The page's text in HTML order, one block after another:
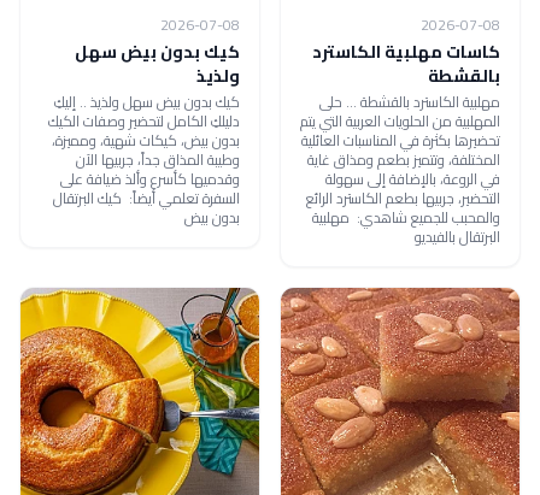
2026-07-08
كاسات مهلبية الكاسترد
بالقشطة
مهلبية الكاسترد بالقشطة ... حلى
المهلبية من الحلويات العربية التي يتم
تحضيرها بكثرة في المناسبات العائلية
المختلفة، وتتميز بطعم ومذاق غاية
في الروعة، بالإضافة إلى سهولة
التحضير، جربيها بطعم الكاسترد الرائع
والمحبب للجميع شاهدي: مهلبية
البرتقال بالفيديو
2026-07-08
كيك بدون بيض سهل
ولذيذ
كيك بدون بيض سهل ولذيذ .. إليكِ
دليلكِ الكامل لتحضير وصفات الكيك
بدون بيض، كيكات شهية، ومميزة،
وطيبة المذاق جداً، جربيها الآن
وقدميها كأسرع وألذ ضيافة على
السفرة تعلمي أيضاً: كيك البرتقال
بدون بيض